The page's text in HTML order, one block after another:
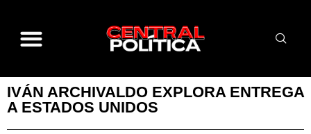
IVÁN ARCHIVALDO EXPLORA ENTREGA
A ESTADOS UNIDOS